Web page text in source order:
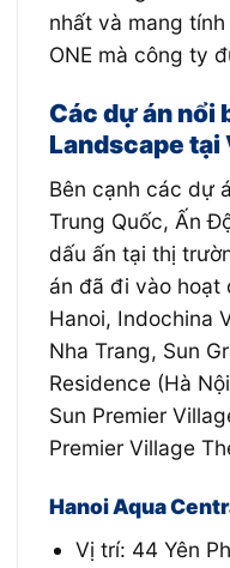
nhất và mang
ONE mà công ty
Các dự án nổi
Landscape tại
Bên cạnh các dự
Trung Quốc, Ấn
dấu ấn tại thị
án đã đi vào hoạt
Hanoi, Indochina
Nha Trang, Sun
Residence (Hà
Sun Premier
Premier Village
Hanoi Aqua
Vị trí: 44 Yên